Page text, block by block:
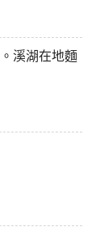
溪湖在地麵